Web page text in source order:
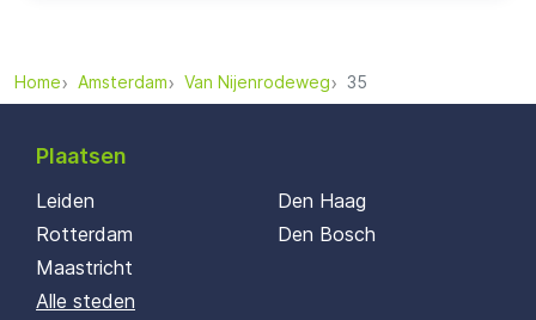
Home Amsterdam Van Nijenrodeweg 35
Plaatsen
Leiden
Rotterdam
Maastricht
Den Haag
Den Bosch
Alle steden